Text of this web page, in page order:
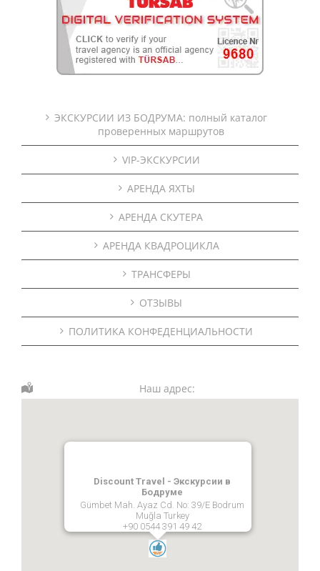
ЭКСКУРСИИ ИЗ БОДРУМА: полный каталог
проверенных маршрутов
VIP-ЭКСКУРСИИ
АРЕНДА ЯХТЫ
АРЕНДА СКУТЕРА
АРЕНДА КВАДРОЦИКЛА
ТРАНСФЕРЫ
ОТЗЫВЫ
ПОЛИТИКА КОНФЕДЕНЦИАЛЬНОСТИ
Наш адрес:
Discount Travel - Экскурсии в
Бодруме
Gümbet Mah. Ayaz Cd. No: 39/E Bodrum
Muğla Turkey
+90 0544 391 49 42